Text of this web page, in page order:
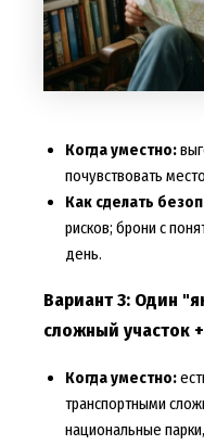
Когда уместно:
почувствовать
Как сделать
рисков; брони с
день.
Вариант 3: Один
сложный участок
Когда уместно:
транспортными
национальные